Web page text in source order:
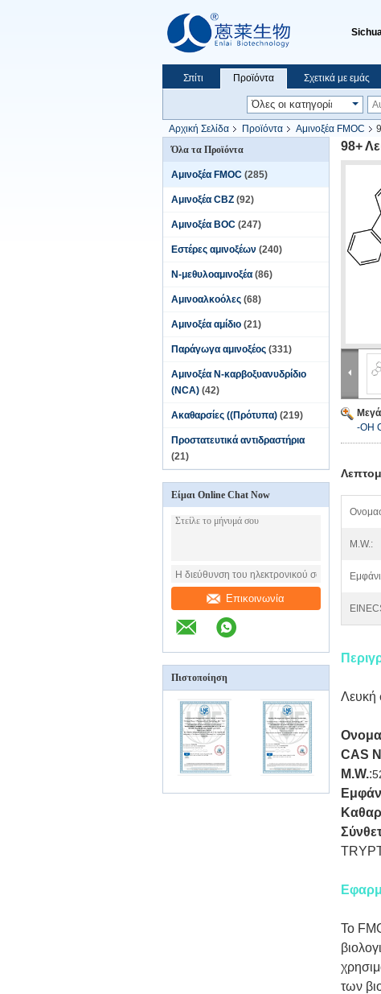
Σπίτι Προϊόντα Σχετικά με εμάς
Αρχική Σελίδα Προϊόντα Αμινοξέα FMOC
Όλα τα Προϊόντα
Αμινοξέα FMOC (285)
Αμινοξέα CBZ (92)
Αμινοξέα BOC (247)
Εστέρες αμινοξέων (240)
Ν-μεθυλοαμινοξέα (86)
Αμινοαλκοόλες (68)
Αμινοξέα αμίδιο (21)
Παράγωγα αμινοξέος (331)
Αμινοξέα N-καρβοξυανυδρίδιο
(NCA) (42)
Ακαθαρσίες ((Πρότυπα) (219)
Προστατευτικά αντιδραστήρια
(21)
Είμαι Online Chat Now
Επικοινωνία
Πιστοποίηση
98+
-OH
M.W.:
Λευκή
CAS
M.W.:
Το
των